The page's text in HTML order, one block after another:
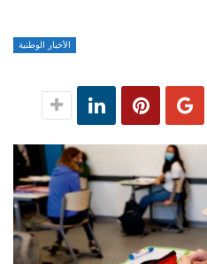
الأخبار الوطنية